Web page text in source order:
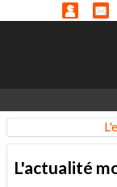
L'actualité